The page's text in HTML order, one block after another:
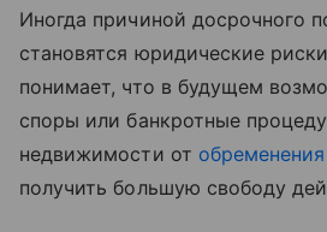
Иногда причиной досрочного
становятся юридические
понимает, что в будущем
споры или банкротные
недвижимости от обременения
получить большую свободу